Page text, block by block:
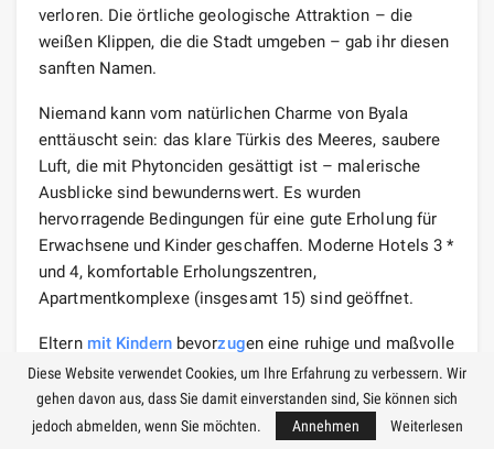
verloren. Die örtliche geologische Attraktion – die
weißen Klippen, die die Stadt umgeben – gab ihr diesen
sanften Namen.
Niemand kann vom natürlichen Charme von Byala
enttäuscht sein: das klare Türkis des Meeres, saubere
Luft, die mit Phytonciden gesättigt ist – malerische
Ausblicke sind bewundernswert. Es wurden
hervorragende Bedingungen für eine gute Erholung für
Erwachsene und Kinder geschaffen. Moderne Hotels 3 *
und 4, komfortable Erholungszentren,
Apartmentkomplexe (insgesamt 15) sind geöffnet.
Eltern mit Kindernbevorzugen eine ruhige und maßvolle
Erholung an guten Stränden mit seichtem Meerwasser
(10 m von der Küste) mit einem sanften Abstieg ins
Wasser. Aufgrund der großen Auswahl an Unterhaltung
Diese Website verwendet Cookies, um Ihre Erfahrung zu verbessern. Wir
gehen davon aus, dass Sie damit einverstanden sind, Sie können sich
jedoch abmelden, wenn Sie möchten.
Annehmen Weiterlesen